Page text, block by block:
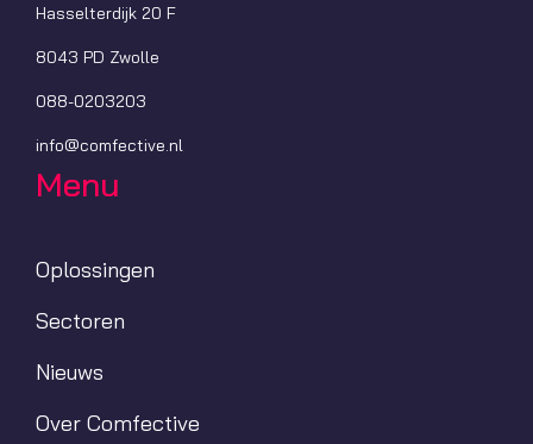
Hasselterdijk 20 F
8043 PD Zwolle
088-0203203
info@comfective.nl
Menu
Oplossingen
Sectoren
Nieuws
Over Comfective